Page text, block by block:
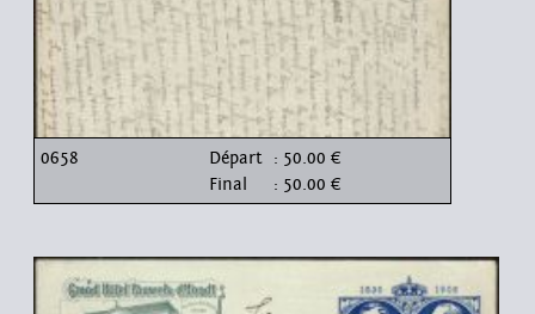
0658 Départ : 50.00 €
Final
: 50.00 €